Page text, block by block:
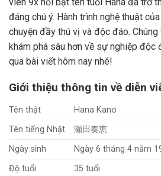
đáng chú ý. Hành trình nghệ thuật
chuyện đầy thú vị và độc đáo. Chúng
khám phá sâu hơn về sự nghiệp độc
qua bài viết hôm nay nhé!
Giới thiệu thông tin về diễn
Tên thật
Hana Kano
Tên tiếng Nhật
瀬田奏恵
Ngày sinh
Ngày 6 tháng 4 năm
Độ tuổi
35 tuổi